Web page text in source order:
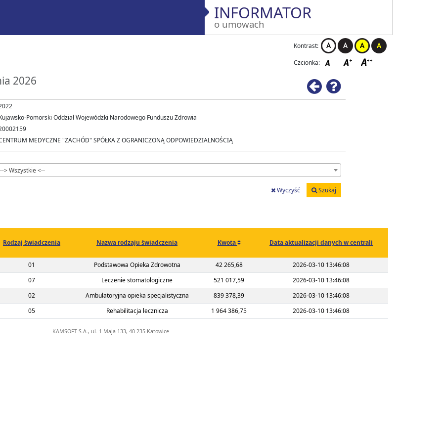
INFORMATOR
o umowach
Kontrast:
Czcionka:
2026 Wstecz
Pomoc
Pomorski Oddział Wojewódzki Narodowego Funduszu Zdrowia
MEDYCZNE "ZACHÓD" SPÓŁKA Z OGRANICZONĄ ODPOWIEDZIALNOŚCIĄ
--> Wszystkie <--
Wyczyść Szukaj
Rodzaj świadczenia Nazwa rodzaju świadczenia Kwota Data aktualizacji danych w centrali
02159-22-02
01 Podstawowa Opieka Zdrowotna 42 265,68
2026-03-10 13:46:08
02159-22-03
07 Leczenie stomatologiczne 521 017,59
2026-03-10 13:46:08
02159-22-01
02 Ambulatoryjna opieka specjalistyczna 839 378,39
2026-03-10 13:46:08
02159-22-04
05 Rehabilitacja lecznicza 1 964 386,75 2026-03-10 13:46:08
KAMSOFT S.A., ul. 1 Maja 133, 40-235 Katowice